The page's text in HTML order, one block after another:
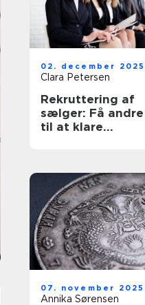
02. december 2025
Clara Petersen
Rekruttering af
sælger: Få andre
til at klare
07. november 2025
Annika Sørensen